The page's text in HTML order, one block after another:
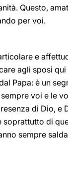
Questo,
per voi.
e
agli sposi qui
Papa: è un
voi e le
di Dio, e
soprattutto di
sempre